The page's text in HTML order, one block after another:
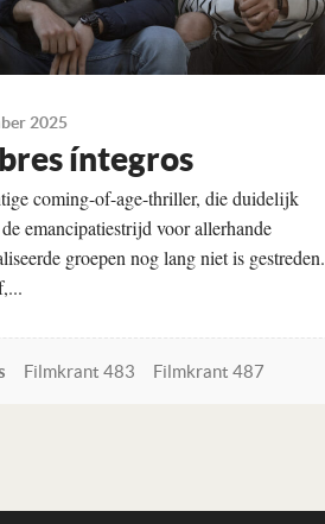
2025
íntegros
coming-of-age-thriller, die duidelijk
emancipatiestrijd voor allerhande
groepen nog lang niet is gestreden.
Filmkrant 483 Filmkrant 487